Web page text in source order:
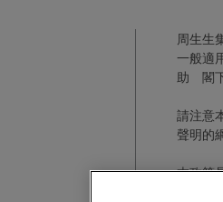
周生生
一般適
助 閣
請注意
聲明的
本政策